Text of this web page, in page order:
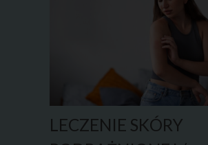
LECZENIE SKÓRY